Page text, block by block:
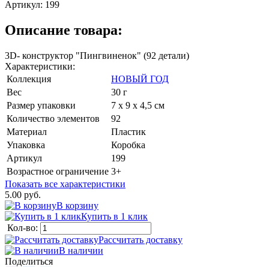
Артикул: 199
Описание товара:
3D- конструктор "Пингвиненок" (92 детали)
Характеристики:
Коллекция
НОВЫЙ ГОД
Вес
30 г
Размер упаковки
7 х 9 х 4,5 см
Количество элементов
92
Материал
Пластик
Упаковка
Коробка
Артикул
199
Возрастное ограничение 3+
Показать все характеристики
5.00 руб.
В корзину
Купить в 1 клик
Кол-во:
Рассчитать доставку
В наличии
Поделиться